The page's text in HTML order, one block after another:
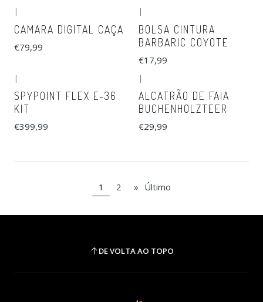
CAMARA DIGITAL CAÇA
€79,99
BOLSA CINTURA
BARBARIC COYOTE
€17,99
|
SPYPOINT FLEX E-36
KIT
€399,99
|
ALCATRÃO DE FAIA
BUCHENHOLZTEER
€29,99
1 2 » Último
DE VOLTA AO TOPO